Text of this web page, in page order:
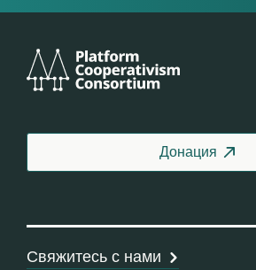
Донация
Свяжитесь с нами